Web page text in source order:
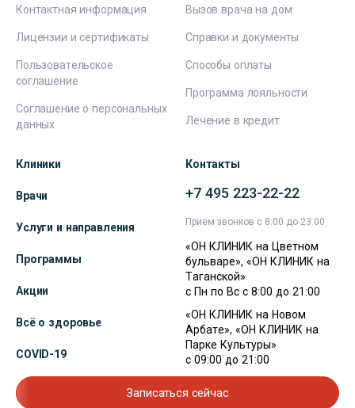
Контактная информация
Лицензии и сертификаты
Пользовательское
соглашение
Соглашение о персональных
данных
Вызов врача на дом
Справки и документы
Способы оплаты
Программа лояльности
Лечение в кредит
Клиники
Врачи
Услуги и направления
Программы
Акции
Всё о здоровье
COVID-19
Контакты
+7 495 223-22-22
Прием звонков с 8:00 до 23:00
«ОН КЛИНИК на Цветном
бульваре», «ОН КЛИНИК на
Таганской»
с Пн по Вс с 8:00 до 21:00
«ОН КЛИНИК на Новом
Арбате», «ОН КЛИНИК на
Парке Культуры»
с 09:00 до 21:00
Записаться сейчас